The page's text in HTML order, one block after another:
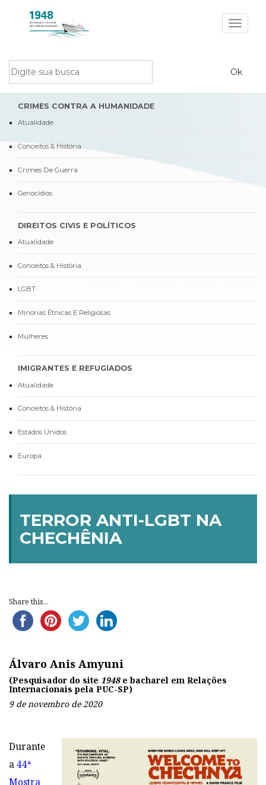
Toggle
CRIMES CONTRA A HUMANIDADE
Atualidade
Conceitos & História
Crimes De Guerra
Genocídios
DIREITOS CIVIS E POLÍTICOS
Atualidade
Conceitos & História
LGBT
Minorias Étnicas E Religiosas
Mulheres
IMIGRANTES E REFUGIADOS
Atualidade
Conceitos & História
Estados Unidos
Europa
TERROR ANTI-LGBT NA
CHECHÊNIA
Share this...
Álvaro Anis Amyuni
(Pesquisador do site 1948e bacharel em Relações
Internacionais pela PUC-SP)
9 de novembro de 2020
Durante
a44ª
Mostra